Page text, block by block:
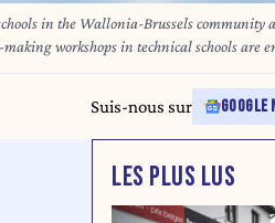
in the Wallonia-Brussels community
in technical schools are empty. A picket line has
Bosco in Woluwé-saint-Pierre.
à des classes réduites. | Le personnel
sont en grève. Les classes et les
teachers did not go on strike and gave
Suis-nous sur GOOGLE
LES PLUS LUS